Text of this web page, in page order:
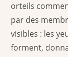
orteils
par des
visibles : les
forment,